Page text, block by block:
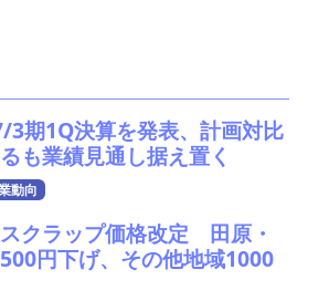
3期1Q決算を発表、計画対比
も業績見通し据え置く
動向
クラップ価格改定 田原・
円下げ、その他地域1000